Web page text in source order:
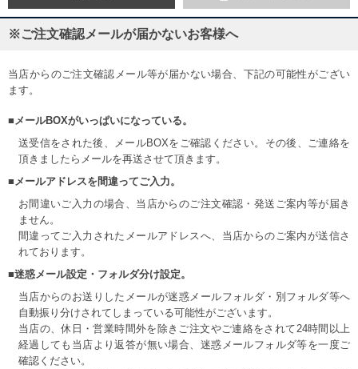
※ご注文確認メールが届かないお客様へ
当店からのご注文確認メール等が届かない場合、下記の可能性がござい
ます。
■メールBOXがいっぱいになっている。
送受信をされた後、メールBOXをご確認ください。その後、ご連絡を
頂きましたらメールを再送させて頂きます。
■メールアドレスを間違ってご入力。
お間違いご入力の場合、当店からのご注文確認・発送ご案内等が届き
ません。
間違ってご入力されたメールアドレスへ、当店からのご案内が送信さ
れております。
■迷惑メール設定・フォルダ分け設定。
当店からのお送りしたメールが迷惑メールフォルダ・別フォルダ等へ
自動振り分けされてしまっている可能性がございます。
当店の、休日・営業時間外を除きご注文やご連絡をされて24時間以上
経過しても当店より返答が無い場合、迷惑メールフォルダ等を一度ご
確認ください。